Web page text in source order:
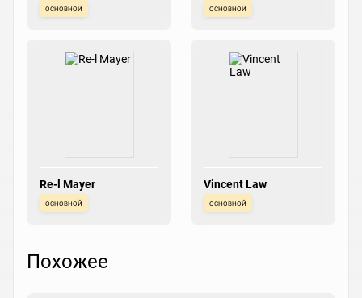
основной основной
Re-l Mayer
основной
Vincent Law
основной
Похожее